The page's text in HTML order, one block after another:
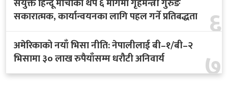
६
सकारात्मक, कार्यान्वयनका लागि पहल गर्ने प्रतिबद्धता
७
अमेरिकाको नयाँ भिसा नीति: नेपालीलाई बी–१/बी–२
भिसामा ३० लाख रुपैयाँसम्म धरौटी अनिवार्य